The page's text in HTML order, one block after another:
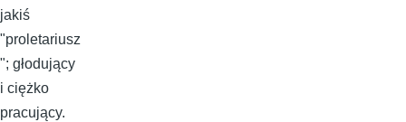
jakiś
"proletariusz
"; głodujący
i ciężko
pracujący.